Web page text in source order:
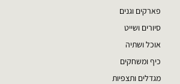
פארקים וגנים
סיורים ושייט
אוכל ושתיה
כיף ומשחקים
מגדלים ותצפיות